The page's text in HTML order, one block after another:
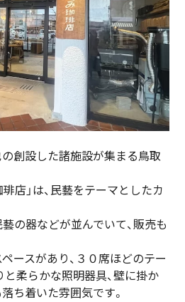
の創設した諸施設が集まる鳥取
店」は、民藝をテーマとしたカ
の器などが並んでいて、販売も
ースがあり、３０席ほどのテー
と柔らかな照明器具、壁に掛か
ち着いた雰囲気です。